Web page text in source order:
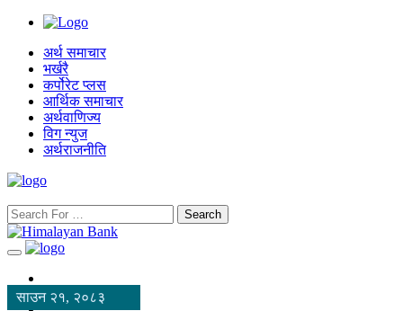
अर्थ समाचार
भर्खरै
कर्पोरेट प्लस
आर्थिक समाचार
अर्थवाणिज्य
विग न्युज
अर्थराजनीति
Search
साउन २१, २०८३